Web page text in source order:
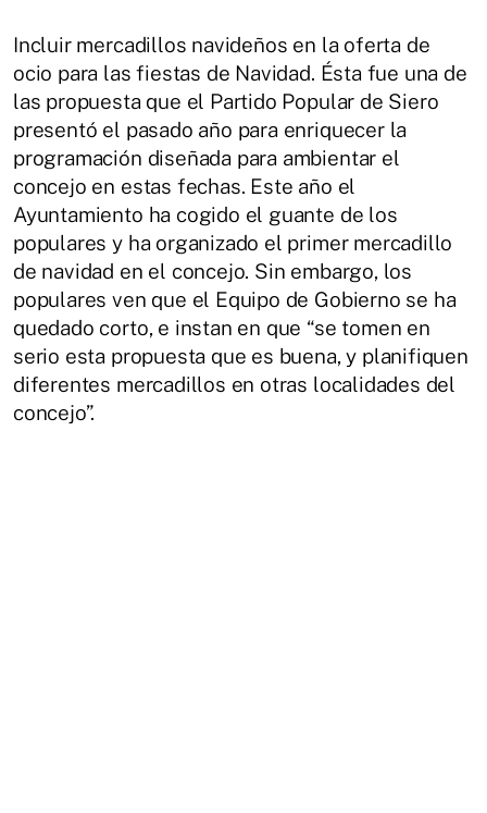
Incluir mercadillos navideños en la oferta de
ocio para las fiestas de Navidad. Ésta fue una de
las propuesta que el Partido Popular de Siero
presentó el pasado año para enriquecer la
programación diseñada para ambientar el
concejo en estas fechas. Este año el
Ayuntamiento ha cogido el guante de los
populares y ha organizado el primer mercadillo
de navidad en el concejo. Sin embargo, los
populares ven que el Equipo de Gobierno se ha
quedado corto, e instan en que “se tomen en
serio esta propuesta que es buena, y planifiquen
diferentes mercadillos en otras localidades del
concejo”.